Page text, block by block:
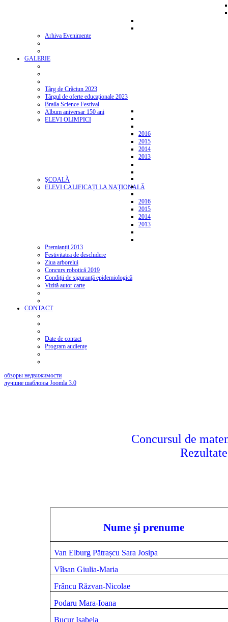
Arhiva Evenimente
GALERIE
Târg de Crăciun 2023
Târgul de oferte educaționale 2023
Braila Science Festival
Album aniversar 150 ani
ELEVI OLIMPICI
2016
2015
2014
2013
ŞCOALĂ
ELEVI CALIFICAȚI LA NAȚIONALĂ
2016
2015
2014
2013
Premianții 2013
Festivitatea de deschidere
Ziua arborelui
Concurs robotică 2019
Condiții de siguranță epidemiologică
Vizită autor carte
CONTACT
Date de contact
Program audiențe
обзоры недвижимости
лучшие шаблоны Joomla 3.0
Concursul de
Nume și prenume
Van Elburg Pătrașcu Sara Josipa
Vîlsan Giulia-Maria
Frâncu Răzvan-Nicolae
Podaru Mara-Ioana
Bucur Isabela